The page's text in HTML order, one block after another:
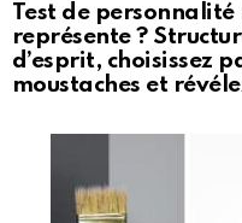
Test de personnalité
représente ?
d’esprit, choisissez
moustaches et